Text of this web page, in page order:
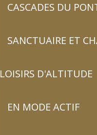
CASCADES DU
SANCTUAIRE ET
LOISIRS D'ALTITUDE
EN MODE ACTIF
14:30 - 19:00
14:30 - 19:00